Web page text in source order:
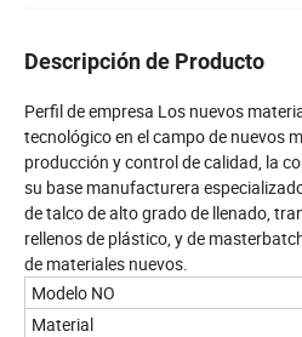
Descripción de Producto
Perfil de empresa Los nuevos
tecnológico en el campo de nuevos
producción y control de calidad, la
su base manufacturera
de talco de alto grado de llenado,
rellenos de plástico, y de
de materiales nuevos.
Modelo NO
Material